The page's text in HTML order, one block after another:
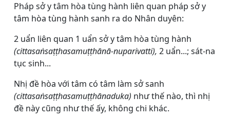
Pháp sở y tâm hòa tùng hành liên quan pháp sở y
tâm hòa tùng hành sanh ra do Nhân duyên:
2 uẩn liên quan 1 uẩn sở y tâm hòa tùng hành
(cittasaṅsaṭṭhasamuṭṭhānā-nuparivatti), 2 uẩn...; sát-na
tục sinh...
Nhị đề hòa với tâm có tâm làm sở sanh
(cittasaṅsaṭṭhasamuṭṭhānaduka) như thế nào, thì nhị
đề này cũng như thế ấy, không chi khác.